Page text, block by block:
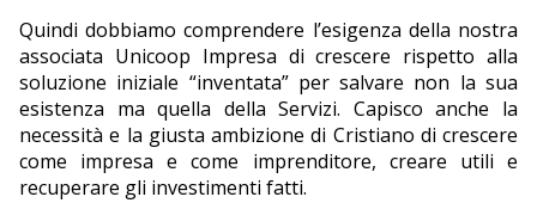
Quindi dobbiamo comprendere l’esigenza della nostra
associata Unicoop Impresa di crescere rispetto alla
soluzione iniziale “inventata” per salvare non la sua
esistenza ma quella della Servizi. Capisco anche la
necessità e la giusta ambizione di Cristiano di crescere
come impresa e come imprenditore, creare utili e
recuperare gli investimenti fatti.